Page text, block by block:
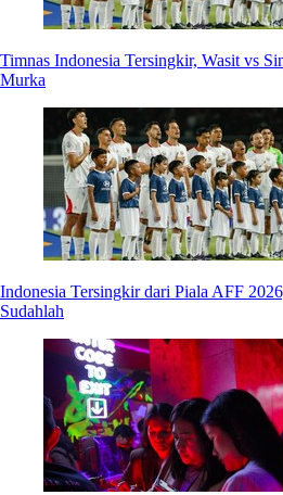
Timnas Indonesia Tersingkir, Wasit vs
Murka
Indonesia Tersingkir dari Piala AFF
Sudahlah